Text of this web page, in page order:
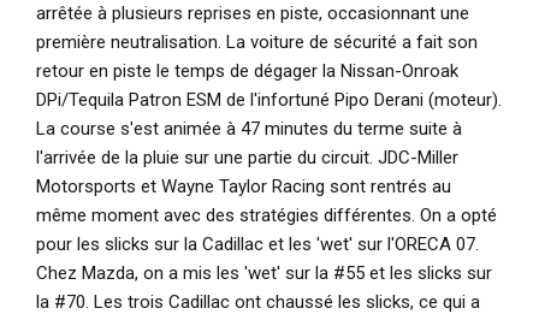
arrêtée à plusieurs reprises en piste, occasionnant une
première neutralisation. La voiture de sécurité a fait son
retour en piste le temps de dégager la Nissan-Onroak
DPi/Tequila Patron ESM de l'infortuné Pipo Derani (moteur).
La course s'est animée à 47 minutes du terme suite à
l'arrivée de la pluie sur une partie du circuit. JDC-Miller
Motorsports et Wayne Taylor Racing sont rentrés au
même moment avec des stratégies différentes. On a opté
pour les slicks sur la Cadillac et les 'wet' sur l'ORECA 07.
Chez Mazda, on a mis les 'wet' sur la #55 et les slicks sur
la #70. Les trois Cadillac ont chaussé les slicks, ce qui a